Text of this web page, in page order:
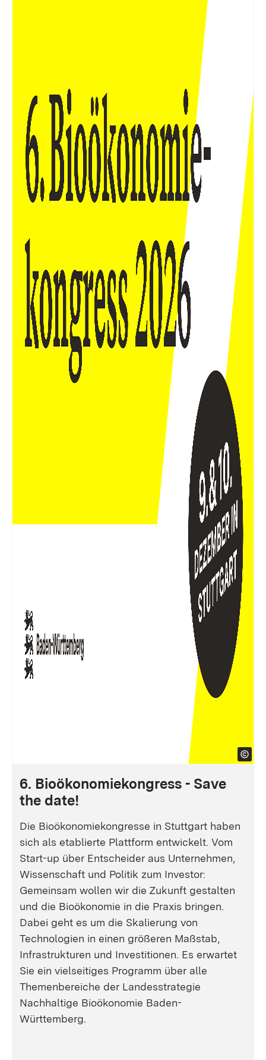
6. Bioökonomiekongress - Save
the date!
Die Bioökonomiekongresse in Stuttgart haben
sich als etablierte Plattform entwickelt. Vom
Start-up über Entscheider aus Unternehmen,
Wissenschaft und Politik zum Investor:
Gemeinsam wollen wir die Zukunft gestalten
und die Bioökonomie in die Praxis bringen.
Dabei geht es um die Skalierung von
Technologien in einen größeren Maßstab,
Infrastrukturen und Investitionen. Es erwartet
Sie ein vielseitiges Programm über alle
Themenbereiche der Landesstrategie
Nachhaltige Bioökonomie Baden-
Württemberg.